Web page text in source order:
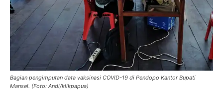
Bagian pengimputan data vaksinasi COVID-19 di Pendopo Kantor Bupati
Mansel. (Foto: Andi/klikpapua)